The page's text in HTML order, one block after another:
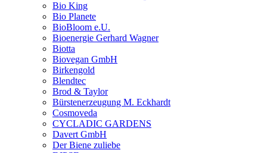
Bio King
Bio Planete
BioBloom e.U.
Bioenergie Gerhard Wagner
Biotta
Biovegan GmbH
Birkengold
Blendtec
Brod & Taylor
Bürstenerzeugung M. Eckhardt
Cosmoveda
CYCLADIC GARDENS
Davert GmbH
Der Biene zuliebe